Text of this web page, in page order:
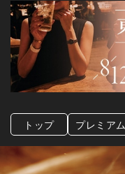
トップ プレミアム